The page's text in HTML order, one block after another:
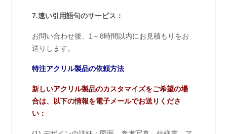
7.速い引用語句のサービス：
お問い合わせ後、1～8時間以内にお見積もりをお
送りします。
特注アクリル製品の依頼方法
新しいアクリル製品のカスタマイズをご希望の場
合は、以下の情報を電子メールでお送りくださ
い：